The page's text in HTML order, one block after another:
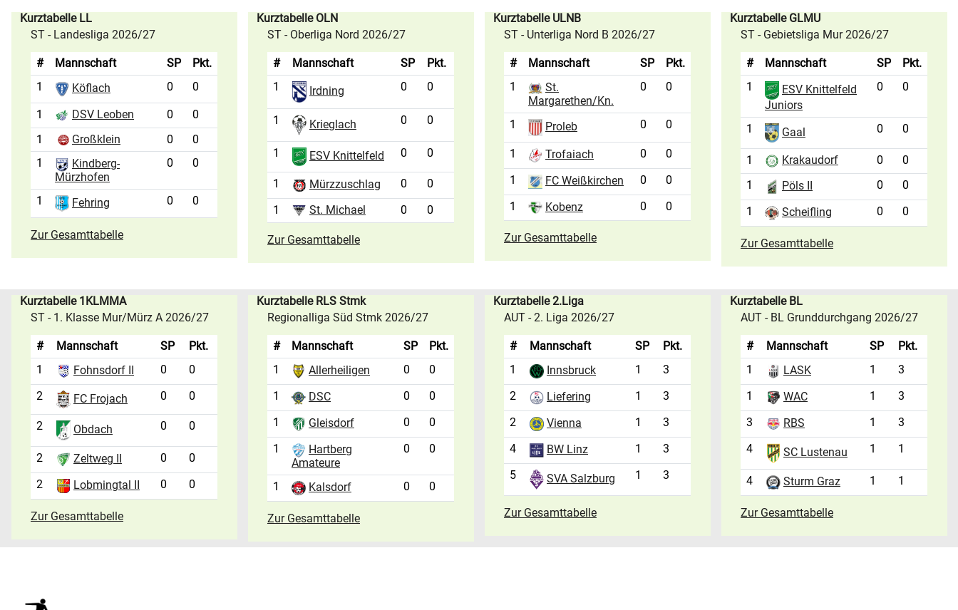
Kurztabelle LL
ST - Landesliga 2026/27
# Mannschaft SP
Pkt.
1
Köflach 0 0
1 DSV Leoben 0
0
1
Großklein 0
0
1
Kindberg-
Mürzhofen
0 0
1 Fehring 0 0
Zur Gesamttabelle
Kurztabelle OLN
ST - Oberliga Nord 2026/27
# Mannschaft SP
Pkt.
1
Irdning 0 0
1 Krieglach 0 0
1 ESV Knittelfeld 0 0
1 Mürzzuschlag 0
0
1
St. Michael 0 0
Zur Gesamttabelle
Kurztabelle ULNB
ST - Unterliga Nord B 2026/27
# Mannschaft SP
Pkt.
1
St.
Margarethen/Kn.
0 0
1 Proleb 0 0
1 Trofaiach 0
0
1
FC Weißkirchen 0
0
1
Kobenz 0 0
Zur Gesamttabelle
Kurztabelle GLMU
ST - Gebietsliga Mur 2026/27
# Mannschaft SP
Pkt.
1
ESV Knittelfeld
Juniors
0 0
1 Gaal 0 0
1 Krakaudorf 0
0
1
Pöls II 0
0
1
Scheifling 0 0
Zur Gesamttabelle
Kurztabelle 1KLMMA
ST - 1. Klasse Mur/Mürz A 2026/27
# Mannschaft SP
Pkt.
1
Fohnsdorf II 0
0
2
FC Frojach 0 0
2 Obdach 0 0
2 Zeltweg II 0
0
2
Lobmingtal II 0 0
Zur Gesamttabelle
Kurztabelle RLS Stmk
Regionalliga Süd Stmk 2026/27
# Mannschaft SP
Pkt.
1
Allerheiligen 0
0
1
DSC 0
0
1
Gleisdorf 0
0
1
Hartberg
Amateure
0 0
1 Kalsdorf 0 0
Zur Gesamttabelle
Kurztabelle 2.Liga
AUT - 2. Liga 2026/27
# Mannschaft SP
Pkt.
1
Innsbruck 1
3
2
Liefering 1
3
2
Vienna 1
3
4
BW Linz 1
3
5
SVA Salzburg 1 3
Zur Gesamttabelle
Kurztabelle BL
AUT - BL Grunddurchgang 2026/27
# Mannschaft SP
Pkt.
1
LASK 1
3
1
WAC 1
3
3
RBS 1
3
4
SC Lustenau 1 1
4 Sturm Graz 1 1
Zur Gesamttabelle